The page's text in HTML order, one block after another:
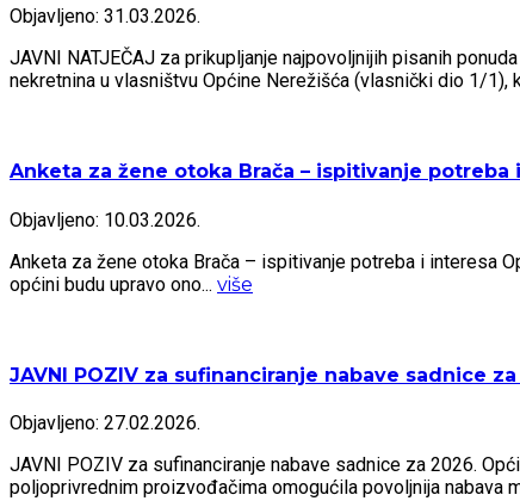
Objavljeno: 31.03.2026.
JAVNI NATJEČAJ za prikupljanje najpovoljnijih pisanih
nekretnina u vlasništvu Općine Nerežišća (vlasnički dio 1/1),
Anketa za žene otoka Brača – ispitivanje potreba
Objavljeno: 10.03.2026.
Anketa za žene otoka Brača – ispitivanje potreba i interesa
općini budu upravo ono... više
JAVNI POZIV za sufinanciranje nabave sadnice za
Objavljeno: 27.02.2026.
JAVNI POZIV za sufinanciranje nabave sadnice za 2026.
poljoprivrednim proizvođačima omogućila povoljnija nabava